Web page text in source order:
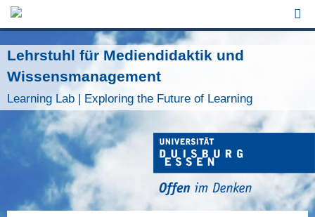
Jump to Navigation
Lehrstuhl für Mediendidaktik und
Wissensmanagement
Learning Lab | Exploring the Future of Learning